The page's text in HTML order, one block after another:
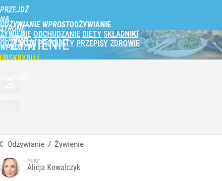
PRZEJDŹ
NA
STRONĘ
GŁÓWNĄ
WPROST.PL
ODŻYWIANIE WPROST
ŻYWIENIE ODCHUDZANIE DIETY SKŁADNIKI
ODŻYWCZE PRODUKTY PRZEPISY ZDROWIE
ŻYWIENIE
Odżywianie / Żywienie
Autor:
Alicja Kowalczyk